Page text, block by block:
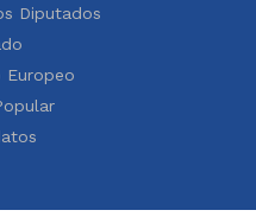
Diputados
Europeo